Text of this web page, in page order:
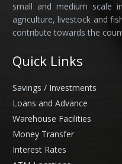
small and medium scale
agriculture, livestock and
contribute towards the
Quick Links
Savings / Investments
Loans and Advance
Warehouse Facilities
Money Transfer
Interest Rates